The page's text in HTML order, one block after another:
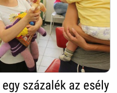
százalék az esély